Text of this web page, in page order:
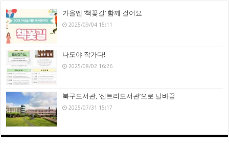
가을엔 ‘책꽃길’ 함께 걸어요
2025/09/04 15:11
나도야 작가다!
2025/08/02 16:26
북구도서관, ‘신트리도서관’으로 탈바꿈
2025/07/31 15:17